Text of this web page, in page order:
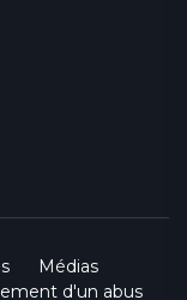
Médias
d'un abus